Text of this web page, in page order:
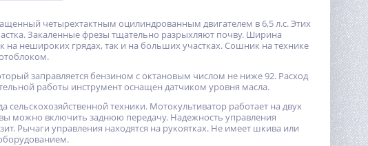
четырехтактным оцилиндрованным двигателем в 6,5 л.с. Этих
Закаленные фрезы тщательно разрыхляют почву. Ширина
нешироких грядах, так и на больших участках. Сошник на технике
заправляется бензином с октановым числом не ниже 92. Расход
работы инструмент оснащен датчиком уровня масла.
сельскохозяйственной техники. Мотокультиватор работает на двух
можно включить заднюю передачу. Надежность управления
Рычаги управления находятся на рукоятках. Не имеет шкива или